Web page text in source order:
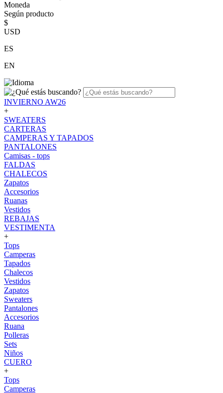
Moneda
Según producto
$
USD
ES
EN
INVIERNO AW26
+
SWEATERS
CARTERAS
CAMPERAS Y TAPADOS
PANTALONES
Camisas - tops
FALDAS
CHALECOS
Zapatos
Accesorios
Ruanas
Vestidos
REBAJAS
VESTIMENTA
+
Tops
Camperas
Tapados
Chalecos
Vestidos
Zapatos
Sweaters
Pantalones
Accesorios
Ruana
Polleras
Sets
Niños
CUERO
+
Tops
Camperas